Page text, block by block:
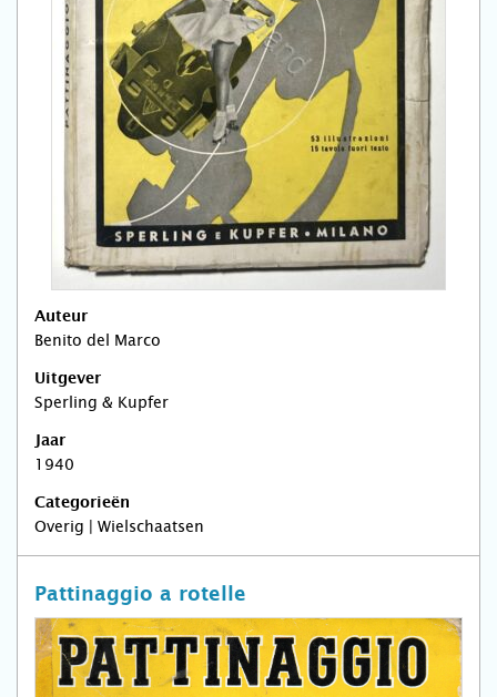
Auteur
Benito del Marco
Uitgever
Sperling & Kupfer
Jaar
1940
Categorieën
Overig | Wielschaatsen
Pattinaggio a rotelle